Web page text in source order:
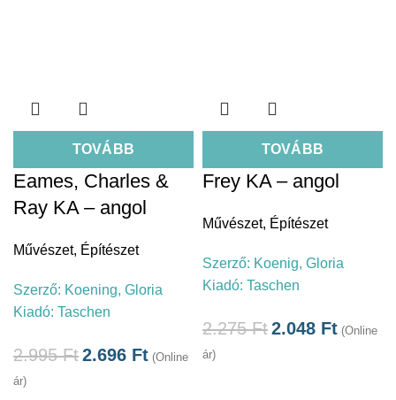
TOVÁBB
Eames, Charles &
Ray KA – angol
Művészet, Építészet
Szerző: Koening, Gloria
Kiadó: Taschen
2.995Ft2.696 Ft (Online
ár)
TOVÁBB
Frey KA – angol
Művészet, Építészet
Szerző: Koenig, Gloria
Kiadó: Taschen
2.275Ft2.048 Ft (Online
ár)